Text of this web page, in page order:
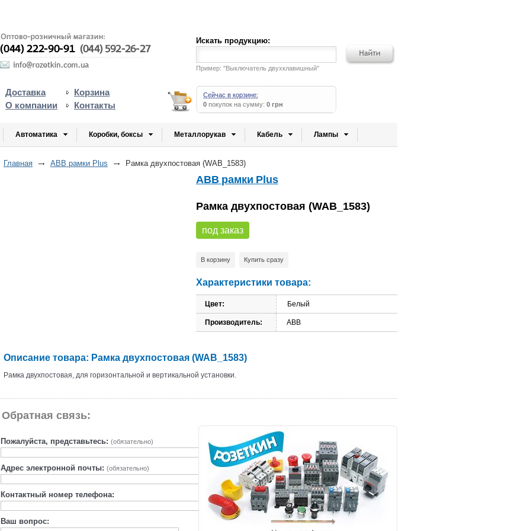
Искать продукцию:
Пример: "Выключатель двухклавишный"
Доставка
Корзина
О компании
Контакты
Сейчас в корзине:
0 покупок на сумму: 0 грн
Автоматика Коробки, боксы Металлорукав Кабель Лампы
Главная ABB рамки Plus Рамка двухпостовая (WAB_1583)
ABB рамки Plus
Рамка двухпостовая (WAB_1583)
под заказ
В корзину Купить сразу
Характеристики товара:
Цвет: Белый
Производитель: ABB
Описание товара: Рамка двухпостовая (WAB_1583)
Рамка двухпостовая, для горизонтальной и вертикальной установки.
Обратная связь:
Пожалуйста, представьтесь: (обязательно)
Адрес электронной почты: (обязательно)
Контактный номер телефона:
Ваш вопрос: